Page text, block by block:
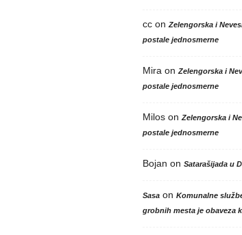
ccon Zelengorska i
postale jednosmerne
Mira on Zelengorska i
postale jednosmerne
Miloson Zelengorska i
postale jednosmerne
Bojan on Satarašijada u
Sasaon Komunalne
grobnih mesta je obaveza